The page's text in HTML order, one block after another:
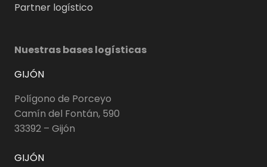
Partner logístico
Nuestras bases logísticas
GIJÓN
Polígono de Porceyo
Camín del Fontán, 590
33392 – Gijón
GIJÓN